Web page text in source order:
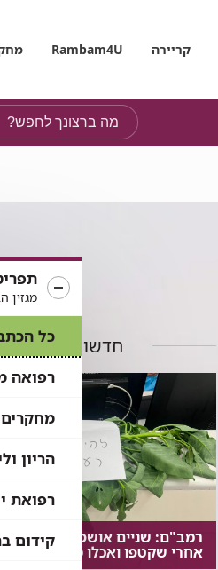
קריירה Rambam4U
בחירת
שים
לב,
בבחירת
לאתר
מה
ברצונך
לחפש?
מגזין
כל
רפואה
מחקרים
הריון
רפואת
קידום
חדשות נוספות
רמב"ם: שניים אושפזו בטיפול
אחרי שקטפו ואכלו מצמח בר